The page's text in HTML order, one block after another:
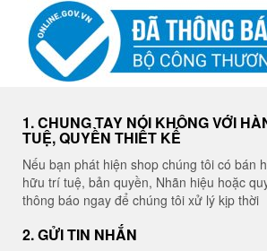
1. CHUNG TAY NÓI KHÔNG VỚI
TUỆ, QUYỀN THIẾT KẾ
Nếu bạn phát hiện shop chúng tôi có bán
hữu trí tuệ, bản quyền, Nhãn hiệu hoặc
thông báo ngay để chúng tôi xử lý kịp thời
2. GỬI TIN NHẮN